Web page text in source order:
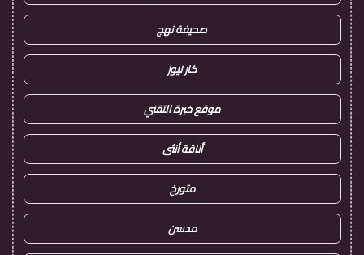
صحيفة نهج
كار نيوز
موقع خبرة التقني
أناقة أنثى
متورخ
مدسن